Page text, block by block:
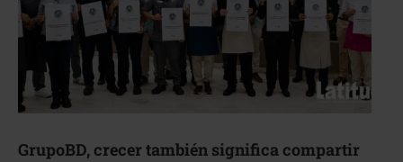
GrupoBD, crecer también significa compartir